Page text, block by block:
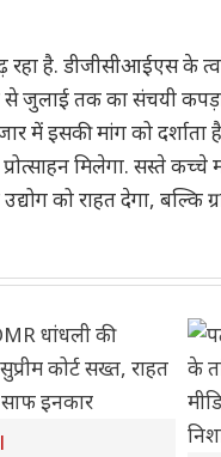
है. डीजीसीआईएस के
से जुलाई तक का संचयी
इसकी मांग को दर्शाता
मिलेगा. सस्ते
को राहत देगा, बल्कि